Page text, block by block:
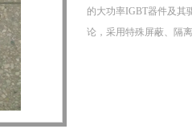
的大功率IGBT器件及其
论，采用特殊屏蔽、隔